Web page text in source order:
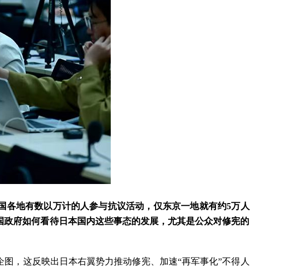
地有数以万计的人参与抗议活动，仅东京一地就有约5万人
府如何看待日本国内这些事态的发展，尤其是公众对修宪的
，这反映出日本右翼势力推动修宪、加速“再军事化”不得人